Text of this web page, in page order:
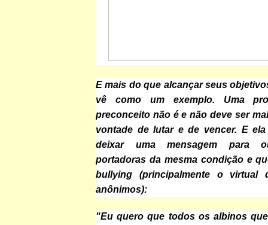
E mais do que alcançar seus
vê como um exemplo. Uma
preconceito não é e não deve ser
vontade de lutar e de vencer. E
deixar uma mensagem para
portadoras da mesma condição e
bullying (principalmente o virtual
anônimos):
"Eu quero que todos os albinos